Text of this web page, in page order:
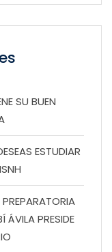
SU BUEN
ESTUDIAR
ÁVILA PRESIDE